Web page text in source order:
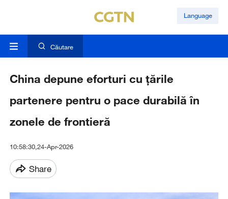
Language
Căutare
China depune eforturi cu țările
partenere pentru o pace durabilă în
zonele de frontieră
10:58:30,24-Apr-2026
Share